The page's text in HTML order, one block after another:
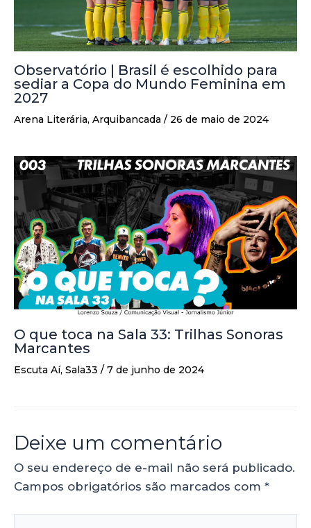
Observatório | Brasil é escolhido para
sediar a Copa do Mundo Feminina em
2027
Arena Literária, Arquibancada / 26 de maio de 2024
O que toca na Sala 33: Trilhas Sonoras
Marcantes
Escuta Aí, Sala33 / 7 de junho de 2024
Deixe um comentário
O seu endereço de e-mail não será publicado.
Campos obrigatórios são marcados com *